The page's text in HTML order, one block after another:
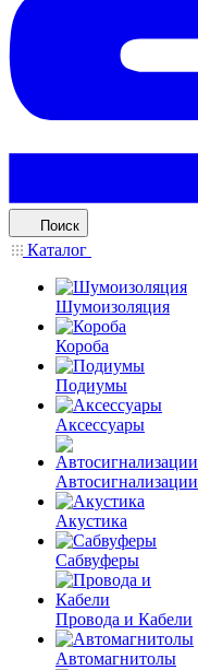
Поиск
Каталог
Шумоизоляция
Короба
Подиумы
Аксессуары
Автосигнализации
Акустика
Сабвуферы
Провода и Кабели
Автомагнитолы